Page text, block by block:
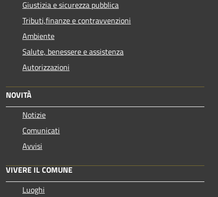
Giustizia e sicurezza pubblica
Tributi,finanze e contravvenzioni
Ambiente
Salute, benessere e assistenza
Autorizzazioni
NOVITÀ
Notizie
Comunicati
Avvisi
VIVERE IL COMUNE
Luoghi